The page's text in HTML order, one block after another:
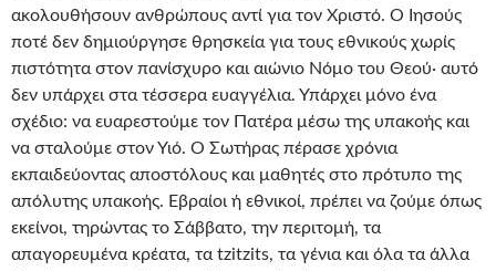
ακολουθήσουν ανθρώπους αντί για τον Χριστό. Ο Ιησούς
ποτέ δεν δημιούργησε θρησκεία για τους εθνικούς χωρίς
πιστότητα στον πανίσχυρο και αιώνιο Νόμο του Θεού· αυτό
δεν υπάρχει στα τέσσερα ευαγγέλια. Υπάρχει μόνο ένα
σχέδιο: να ευαρεστούμε τον Πατέρα μέσω της υπακοής και
να σταλούμε στον Υιό. Ο Σωτήρας πέρασε χρόνια
εκπαιδεύοντας αποστόλους και μαθητές στο πρότυπο της
απόλυτης υπακοής. Εβραίοι ή εθνικοί, πρέπει να ζούμε όπως
εκείνοι, τηρώντας το Σάββατο, την περιτομή, τα
απαγορευμένα κρέατα, τα tzitzits, τα γένια και όλα τα άλλα